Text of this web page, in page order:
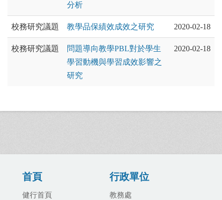
分析
校務研究議題 教學品保績效成效之研究 2020-02-18
校務研究議題
問題導向教學PBL對於學生
學習動機與學習成效影響之
研究
2020-02-18
首頁
健行首頁
行政單位
教務處